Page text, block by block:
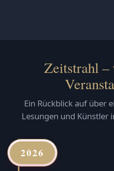
Zeitstrahl –
Ein Rückblick auf über
Lesungen und Künstler
2026